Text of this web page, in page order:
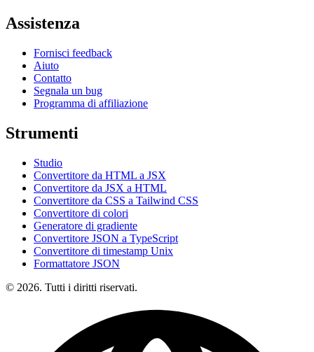
Assistenza
Fornisci feedback
Aiuto
Contatto
Segnala un bug
Programma di affiliazione
Strumenti
Studio
Convertitore da HTML a JSX
Convertitore da JSX a HTML
Convertitore da CSS a Tailwind CSS
Convertitore di colori
Generatore di gradiente
Convertitore JSON a TypeScript
Convertitore di timestamp Unix
Formattatore JSON
© 2026. Tutti i diritti riservati.